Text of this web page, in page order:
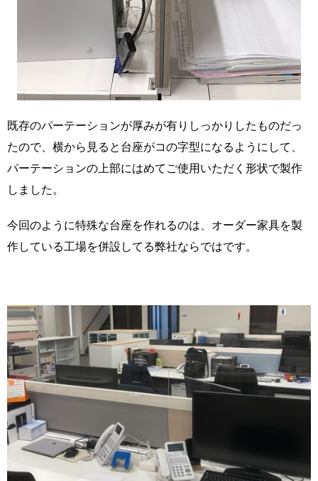
既存のパーテーションが厚みが有りしっかりしたものだっ
たので、横から見ると台座がコの字型になるようにして、
パーテーションの上部にはめてご使用いただく形状で製作
しました。
今回のように特殊な台座を作れるのは、オーダー家具を製
作している工場を併設してる弊社ならではです。